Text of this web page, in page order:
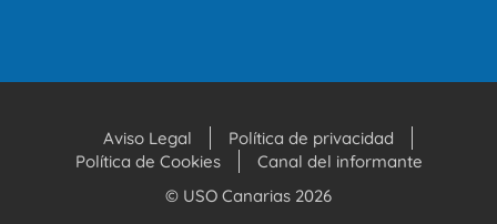
Aviso Legal
Política de privacidad
Política de Cookies
Canal del informante
© USO Canarias 2026